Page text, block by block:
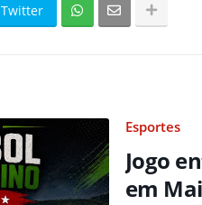
Twitter
Esportes
Jogo
em